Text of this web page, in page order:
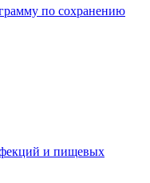
по сохранению
и пищевых